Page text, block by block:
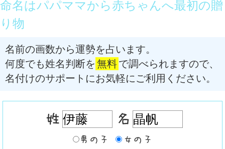
命名はパパママから赤ちゃんへ最初の贈
り物
名前の画数から運勢を占います。
何度でも姓名判断を 無料で調べられますので、
名付けのサポートにお気軽にご利用ください。